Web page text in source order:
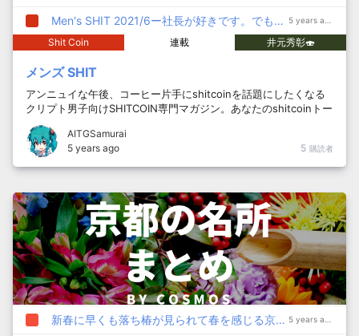
Men's SHIT 2021/6ー社長が好きです。でも、総書記の方がもっと好きです♥
Shit Coin 連載 井元秀彰🍣
メンズ SHIT
アンニュイな午後、コーヒー片手にshitcoinを話題にしたくなる
クリプト男子向けSHITCOIN専門マガジン。あなたのshitcoinトー
クが啓蒙活動となり誰かのスキャム投資を未然に防ぎ、エンタメ
としてのクリプト文化の目利きも鍛えるという、とっても高尚な
コンセプトを持つメディア。 全員参加型なので共同編集者になっ
てくれるShitcoinソムリエを随時募集中。
AITGSamurai
5 years ago
5 購読者
新春に早くも落ち椿が見られて春を感じる京都・城南宮